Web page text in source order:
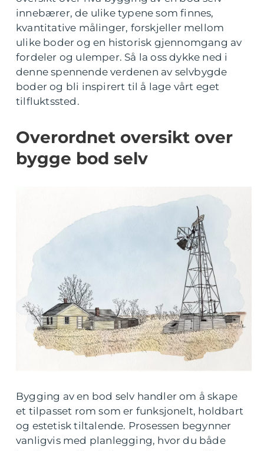
innebærer, de ulike typene som finnes,
kvantitative målinger, forskjeller mellom
ulike boder og en historisk gjennomgang av
fordeler og ulemper. Så la oss dykke ned i
denne spennende verdenen av selvbygde
boder og bli inspirert til å lage vårt eget
tilfluktssted.
Overordnet oversikt over
bygge bod selv
Bygging av en bod selv handler om å skape
et tilpasset rom som er funksjonelt, holdbart
og estetisk tiltalende. Prosessen begynner
vanligvis med planlegging, hvor du både